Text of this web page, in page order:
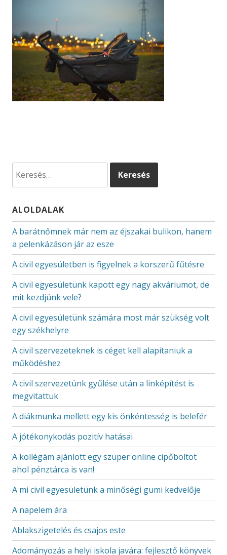
ALOLDALAK
A barátnőmnek már nem az éjszakai bulikon, hanem
a pelenkázáson jár az esze
A civil egyesületben is figyelnek a korszerű fűtésre
A civil egyesületünk kapott egy nagy akváriumot, de
mit kezdjünk vele?
A civil egyesületünk számára most már szükség volt
egy székhelyre
A civil szervezeteknek is céget kell alapítaniuk a
működéshez
A civil szervezetünk gyűlése után a linképítést is
megvitattuk
A diákmunka mellett egy kis önkéntesség is belefér
A jótékonykodás pozitív hatásai
A kollégám ajánlott egy szuper online cipőboltot
ahol pénztárca is van!
A mi civil egyesületünk a minőségi gumi kedvelője
A napelem ára
Ablakszigetelés és csajos este
Adományozás a helyi iskola javára: fejlesztő könyvek